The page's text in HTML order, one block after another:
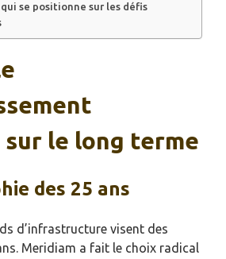
se positionne sur les défis
le long terme
des 25 ans
d’infrastructure visent des
Meridiam a fait le choix radical